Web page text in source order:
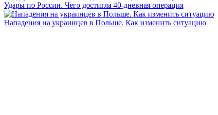
Удары по России. Чего достигла 40-дневная операция
Нападения на украинцев в Польше. Как изменить ситуацию